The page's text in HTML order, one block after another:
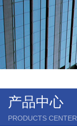
产品中心
PRODUCTS CENTER